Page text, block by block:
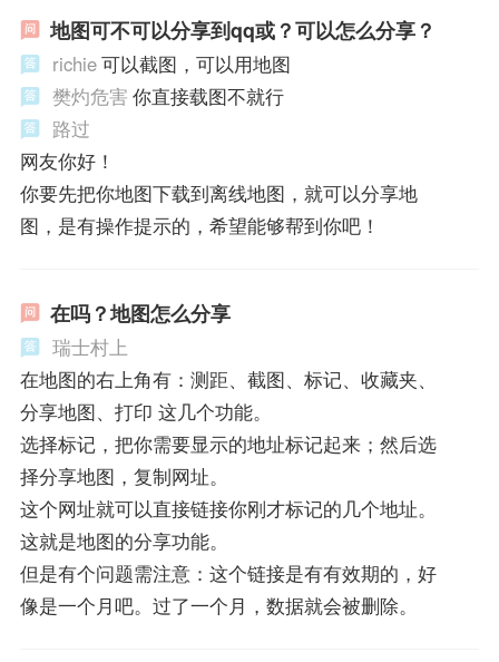
地图可不可以分享到qq或？可以怎么分享？
richie可以截图，可以用地图
樊灼危害 你直接载图不就行
路过
网友你好！
你要先把你地图下载到离线地图，就可以分享地
图，是有操作提示的，希望能够帮到你吧！
在吗？地图怎么分享
瑞士村上
在地图的右上角有：测距、截图、标记、收藏夹、
分享地图、打印 这几个功能。
选择标记，把你需要显示的地址标记起来；然后选
择分享地图，复制网址。
这个网址就可以直接链接你刚才标记的几个地址。
这就是地图的分享功能。
但是有个问题需注意：这个链接是有有效期的，好
像是一个月吧。过了一个月，数据就会被删除。